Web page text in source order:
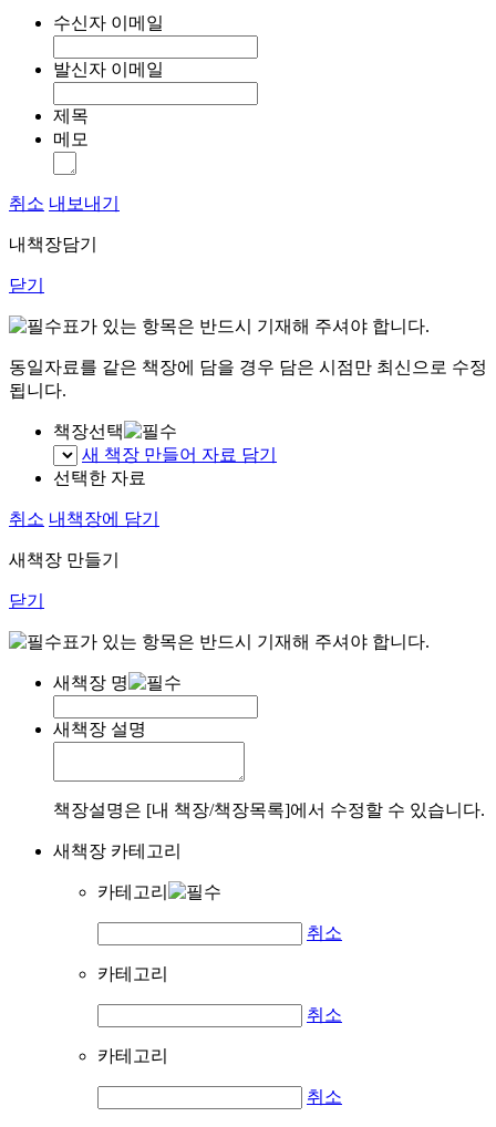
수신자 이메일
발신자 이메일
제목
메모
취소 내보내기
내책장담기
닫기
표가 있는 항목은 반드시 기재해 주셔야 합니다.
동일자료를 같은 책장에 담을 경우 담은 시점만 최신으로 수정
됩니다.
책장선택
새 책장 만들어 자료 담기
선택한 자료
취소 내책장에 담기
새책장 만들기
닫기
표가 있는 항목은 반드시 기재해 주셔야 합니다.
새책장 명
새책장 설명
책장설명은 [내 책장/책장목록]에서 수정할 수 있습니다.
새책장 카테고리
카테고리
취소
카테고리
취소
카테고리
취소